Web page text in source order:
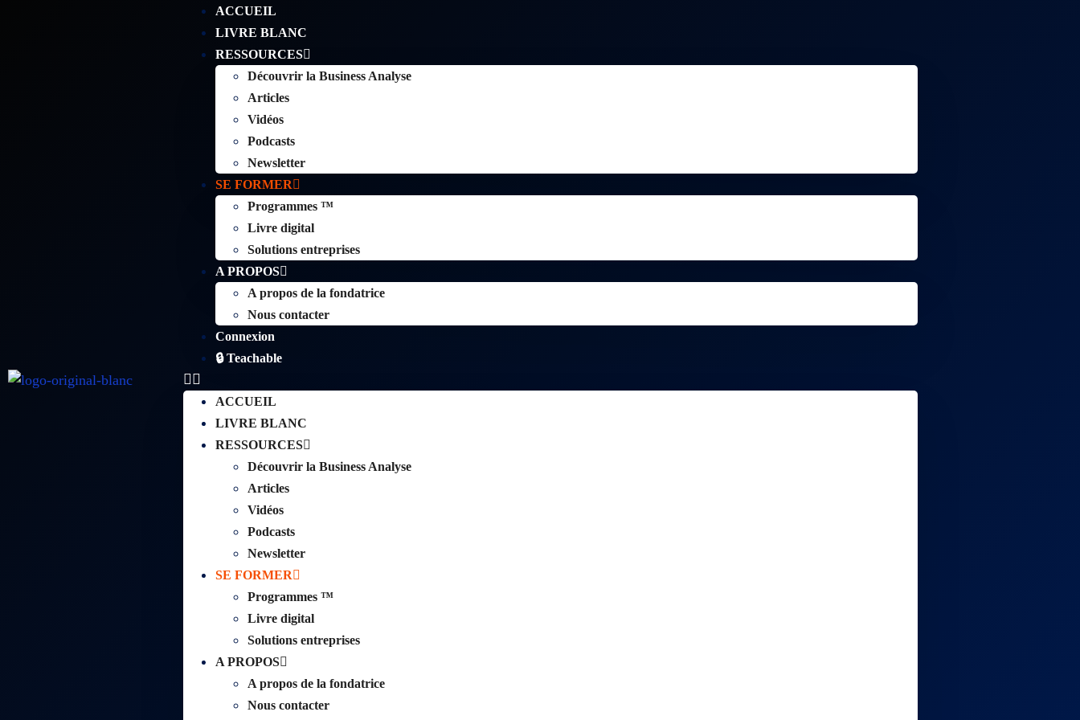
ACCUEIL
LIVRE BLANC
RESSOURCES
Découvrir la Business Analyse
Articles
Vidéos
Podcasts
Newsletter
SE FORMER
Programmes ™
Livre digital
Solutions entreprises
A PROPOS
A propos de la fondatrice
Nous contacter
Connexion
🔒 Teachable
ACCUEIL
LIVRE BLANC
RESSOURCES
Découvrir la Business Analyse
Articles
Vidéos
Podcasts
Newsletter
SE FORMER
Programmes ™
Livre digital
Solutions entreprises
A PROPOS
A propos de la fondatrice
Nous contacter